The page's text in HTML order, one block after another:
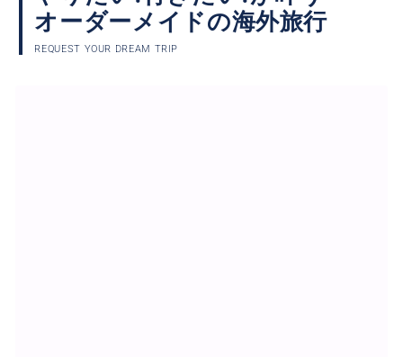
オーダーメイドの海外旅行
REQUEST YOUR DREAM TRIP